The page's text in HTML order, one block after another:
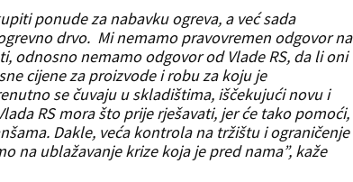
ponude za nabavku ogreva, a već sada
drvo. Mi nemamo pravovremen odgovor na
odnosno nemamo odgovor od Vlade RS, da li oni
cijene za proizvode i robu za koju je
se čuvaju u skladištima, iščekujući novu i
RS mora što prije rješavati, jer će tako pomoći,
Dakle, veća kontrola na tržištu i ograničenje
na ublažavanje krize koja je pred nama”, kaže